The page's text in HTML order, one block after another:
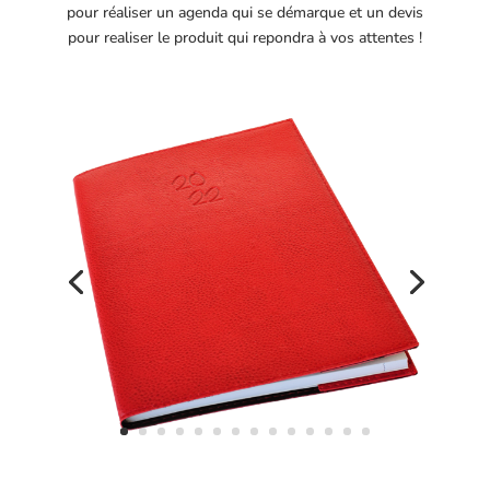
pour réaliser un agenda qui se démarque et un devis
pour realiser le produit qui repondra à vos attentes !